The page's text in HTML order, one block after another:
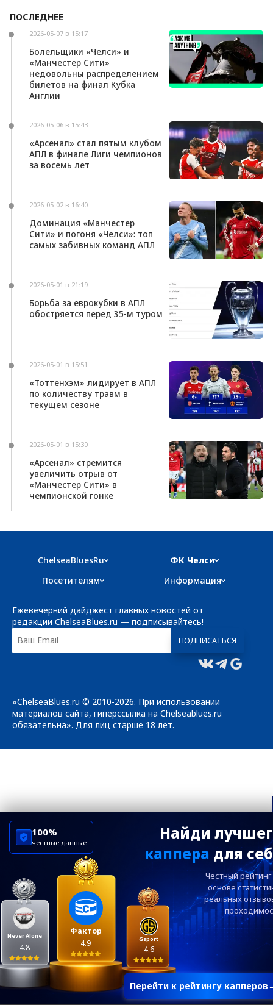
Андони Ираола может возглавить «Кристал
ПОСЛЕДНЕЕ
2026-05-07 в 15:17
Болельщики «Челси» и
«Манчестер Сити»
недовольны распределением
билетов на финал Кубка
Англии
2026-05-06 в 15:43
«Арсенал» стал пятым клубом
АПЛ в финале Лиги чемпионов
за восемь лет
2026-05-02 в 16:40
Доминация «Манчестер
Сити» и погоня «Челси»: топ
самых забивных команд АПЛ
2026-05-01 в 21:19
Борьба за еврокубки в АПЛ
обостряется перед 35-м туром
2026-05-01 в 15:51
«Тоттенхэм» лидирует в АПЛ
по количеству травм в
текущем сезоне
2026-05-01 в 15:30
«Арсенал» стремится
увеличить отрыв от
«Манчестер Сити» в
чемпионской гонке
Найди
каппера для
Честный рейтинг
основе
реальных
Перейти к рейтингу капперов
Фактор
4.9
Never Alone
4.8
Gsport
4.6
100%
честные данные
ChelseaBluesRu
ФК Челси
Посетителям
Информация
Ежевечерний дайджест главных новостей от
редакции ChelseaBlues.ru — подписывайтесь!
«ChelseaBlues.ru © 2010-2026. При использовании
материалов сайта, гиперссылка на Chelseablues.ru
обязательна». Для лиц старше 18 лет.